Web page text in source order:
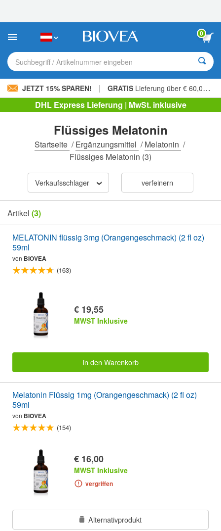
Sie:
Website
ein
Barrierefreiheitssystem.
0
Suchbegriff / Artikelnummer eingeben
JETZT 15% SPAREN! | GRATIS Lieferung über € 60,00 »
DHL Express Lieferung | MwSt. inklusive
Flüssiges Melatonin
Startseite /Ergänzungsmittel /Melatonin /
Flüssiges Melatonin (3)
Verkaufsschlager verfeinern
Artikel (3)
MELATONIN flüssig 3mg (Orangengeschmack) (2 fl oz)
59ml
von BIOVEA
(163)
€ 19,55
MWST Inklusive
in den Warenkorb
Melatonin Flüssig 1mg (Orangengeschmack) (2 fl oz)
59ml
von BIOVEA
(154)
€ 16,00
MWST Inklusive
vergriffen
Alternativprodukt